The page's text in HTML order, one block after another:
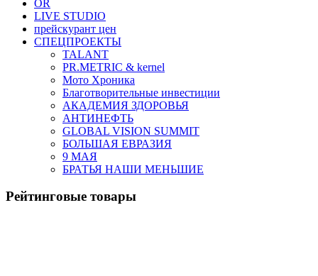
OR
LIVE STUDIO
прейскурант цен
СПЕЦПРОЕКТЫ
TALANT
PR.METRIC & kernel
Мото Хроника
Благотворительные инвестиции
АКАДЕМИЯ ЗДОРОВЬЯ
АНТИНЕФТЬ
GLOBAL VISION SUMMIT
БОЛЬШАЯ ЕВРАЗИЯ
9 МАЯ
БРАТЬЯ НАШИ МЕНЬШИЕ
Рейтинговые товары